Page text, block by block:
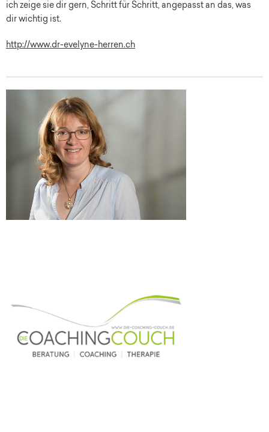
ich zeige sie dir gern, Schritt für Schritt, angepasst an das, was
dir wichtig ist.
http://www.dr-evelyne-herren.ch